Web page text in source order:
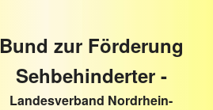
Bund zur Förderung
Sehbehinderter -
Landesverband Nordrhein-